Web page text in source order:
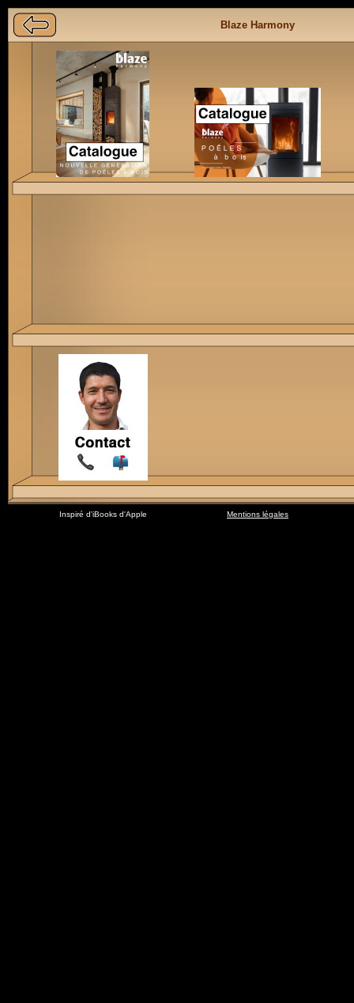
Blaze Harmony
Inspiré d'iBooks d'Apple Mentions légales